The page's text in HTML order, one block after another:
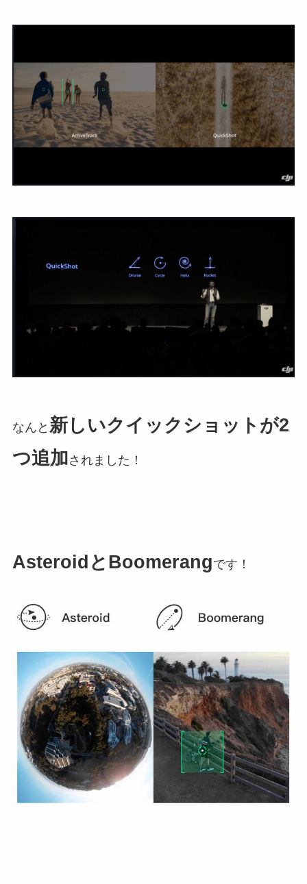
なんと 新しいクイックショットが2
つ追加されました！
AsteroidとBoomerangです！